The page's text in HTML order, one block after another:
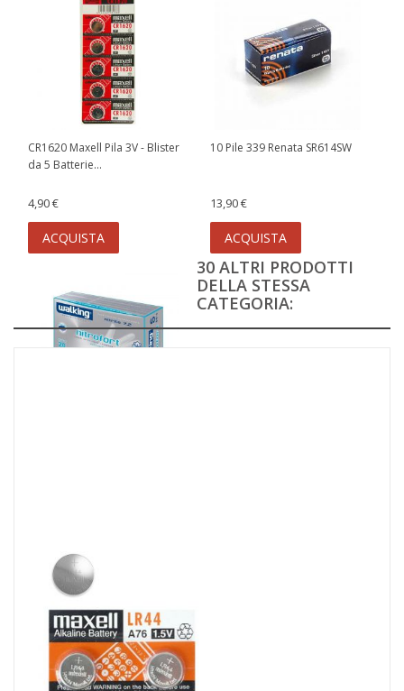
CR1620 Maxell Pila 3V - Blister
da 5 Batterie...
4,90 €
ACQUISTA
10 Pile 339 Renata SR614SW
13,90 €
ACQUISTA
30 ALTRI PRODOTTI
DELLA STESSA
CATEGORIA: